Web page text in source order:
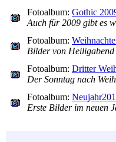
Fotoalbum: Gothic
Auch für 2009 gibt es
Fotoalbum:
Bilder von Heiligabend
Fotoalbum: Dritter
Der Sonntag nach
Fotoalbum:
Erste Bilder im neuen